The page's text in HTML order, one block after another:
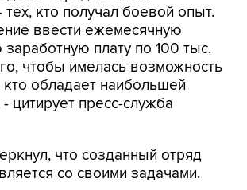
кто получал боевой опыт.
ввести ежемесячную
плату по 100 тыс.
чтобы имелась возможность
кто обладает наибольшей
цитирует пресс-служба
что созданный отряд
со своими задачами.